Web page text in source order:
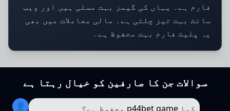
فارم ہے۔ یہاں کی گیمز بہت مسلی ہیں اور ویب
سائٹ بہت تیز چلتی ہے۔ مالی معاملات میں بھی
یہ پلیٹ فارم بہت محفوظ ہے۔
سوالات جن کا صارفین کو خیال رہتا ہے
کیا p44bet game محفوظ ہے؟ 👤